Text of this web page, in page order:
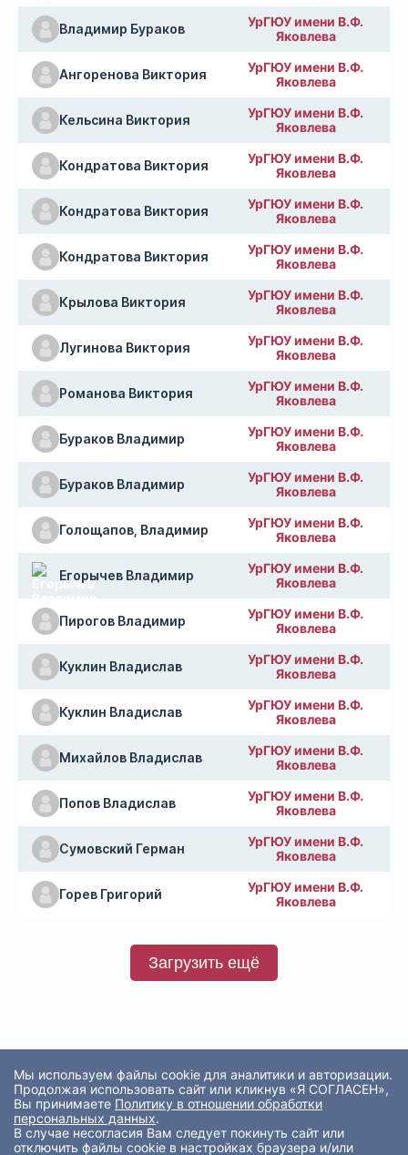
Владимир Бураков
УрГЮУ имени В.Ф.
Яковлева
Ангоренова Виктория
УрГЮУ имени В.Ф.
Яковлева
Кельсина Виктория
УрГЮУ имени В.Ф.
Яковлева
Кондратова Виктория
УрГЮУ имени В.Ф.
Яковлева
Кондратова Виктория
УрГЮУ имени В.Ф.
Яковлева
Кондратова Виктория
УрГЮУ имени В.Ф.
Яковлева
Крылова Виктория
УрГЮУ имени В.Ф.
Яковлева
Лугинова Виктория
УрГЮУ имени В.Ф.
Яковлева
Романова Виктория
УрГЮУ имени В.Ф.
Яковлева
Бураков Владимир
УрГЮУ имени В.Ф.
Яковлева
Бураков Владимир
УрГЮУ имени В.Ф.
Яковлева
Голощапов, Владимир
УрГЮУ имени В.Ф.
Яковлева
Егорычев Владимир
УрГЮУ имени В.Ф.
Яковлева
Пирогов Владимир
УрГЮУ имени В.Ф.
Яковлева
Куклин Владислав
УрГЮУ имени В.Ф.
Яковлева
Куклин Владислав
УрГЮУ имени В.Ф.
Яковлева
Михайлов Владислав
УрГЮУ имени В.Ф.
Яковлева
Попов Владислав
УрГЮУ имени В.Ф.
Яковлева
Сумовский Герман
УрГЮУ имени В.Ф.
Яковлева
Горев Григорий
УрГЮУ имени В.Ф.
Яковлева
Загрузить ещё
Мы используем файлы cookie для аналитики и авторизации.
Продолжая использовать сайт или кликнув «Я СОГЛАСЕН»,
Вы принимаете Политику в отношении обработки
персональных данных.
В случае несогласия Вам следует покинуть сайт или
отключить файлы cookie в настройках браузера и/или